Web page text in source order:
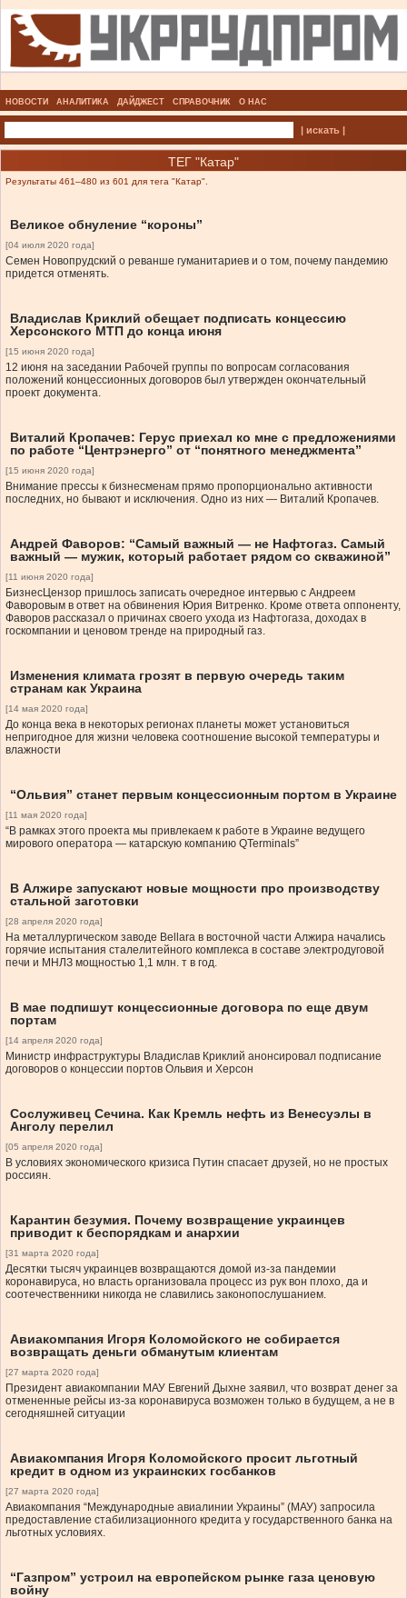
НОВОСТИ АНАЛИТИКА ДАЙДЖЕСТ СПРАВОЧНИК О НАС
| искать |
ТЕГ "Катар"
Результаты 461–480 из 601 для тега "Катар".
Великое обнуление “короны”
[04 июля 2020 года]
Семен Новопрудский о реванше гуманитариев и о том, почему пандемию
придется отменять.
Владислав Криклий обещает подписать концессию
Херсонского МТП до конца июня
[15 июня 2020 года]
12 июня на заседании Рабочей группы по вопросам согласования
положений концессионных договоров был утвержден окончательный
проект документа.
Виталий Кропачев: Герус приехал ко мне с предложениями
по работе “Центрэнерго” от “понятного менеджмента”
[15 июня 2020 года]
Внимание прессы к бизнесменам прямо пропорционально активности
последних, но бывают и исключения. Одно из них — Виталий Кропачев.
Андрей Фаворов: “Самый важный — не Нафтогаз. Самый
важный — мужик, который работает рядом со скважиной”
[11 июня 2020 года]
БизнесЦензор пришлось записать очередное интервью с Андреем
Фаворовым в ответ на обвинения Юрия Витренко. Кроме ответа оппоненту,
Фаворов рассказал о причинах своего ухода из Нафтогаза, доходах в
госкомпании и ценовом тренде на природный газ.
Изменения климата грозят в первую очередь таким
странам как Украина
[14 мая 2020 года]
До конца века в некоторых регионах планеты может установиться
непригодное для жизни человека соотношение высокой температуры и
влажности
“Ольвия” станет первым концессионным портом в Украине
[11 мая 2020 года]
“В рамках этого проекта мы привлекаем к работе в Украине ведущего
мирового оператора — катарскую компанию QTerminals”
В Алжире запускают новые мощности про производству
стальной заготовки
[28 апреля 2020 года]
На металлургическом заводе Bellara в восточной части Алжира начались
горячие испытания сталелитейного комплекса в составе электродуговой
печи и МНЛЗ мощностью 1,1 млн. т в год.
В мае подпишут концессионные договора по еще двум
портам
[14 апреля 2020 года]
Министр инфраструктуры Владислав Криклий анонсировал подписание
договоров о концессии портов Ольвия и Херсон
Сослуживец Сечина. Как Кремль нефть из Венесуэлы в
Анголу перелил
[05 апреля 2020 года]
В условиях экономического кризиса Путин спасает друзей, но не простых
россиян.
Карантин безумия. Почему возвращение украинцев
приводит к беспорядкам и анархии
[31 марта 2020 года]
Десятки тысяч украинцев возвращаются домой из-за пандемии
коронавируса, но власть организовала процесс из рук вон плохо, да и
соотечественники никогда не славились законопослушанием.
Авиакомпания Игоря Коломойского не собирается
возвращать деньги обманутым клиентам
[27 марта 2020 года]
Президент авиакомпании МАУ Евгений Дыхне заявил, что возврат денег за
отмененные рейсы из-за коронавируса возможен только в будущем, а не в
сегодняшней ситуации
Авиакомпания Игоря Коломойского просит льготный
кредит в одном из украинских госбанков
[27 марта 2020 года]
Авиакомпания “Международные авиалинии Украины” (МАУ) запросила
предоставление стабилизационного кредита у государственного банка на
льготных условиях.
“Газпром” устроил на европейском рынке газа ценовую
войну